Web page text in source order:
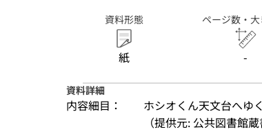
資料形態
紙
ページ数・
-
資料詳細
内容細目：
ホシオくん天文台へゆ
（提供元: 公共図書館蔵